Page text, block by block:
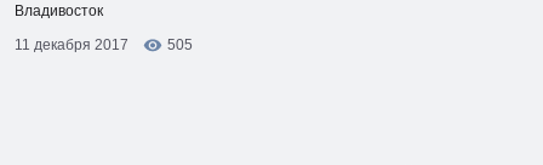
Владивосток
11 декабря 2017
505